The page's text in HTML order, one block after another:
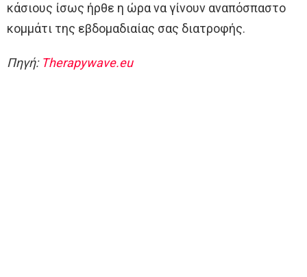
κάσιους ίσως ήρθε η ώρα να γίνουν αναπόσπαστο
κομμάτι της εβδομαδιαίας σας διατροφής.
Πηγή: Therapywave.eu